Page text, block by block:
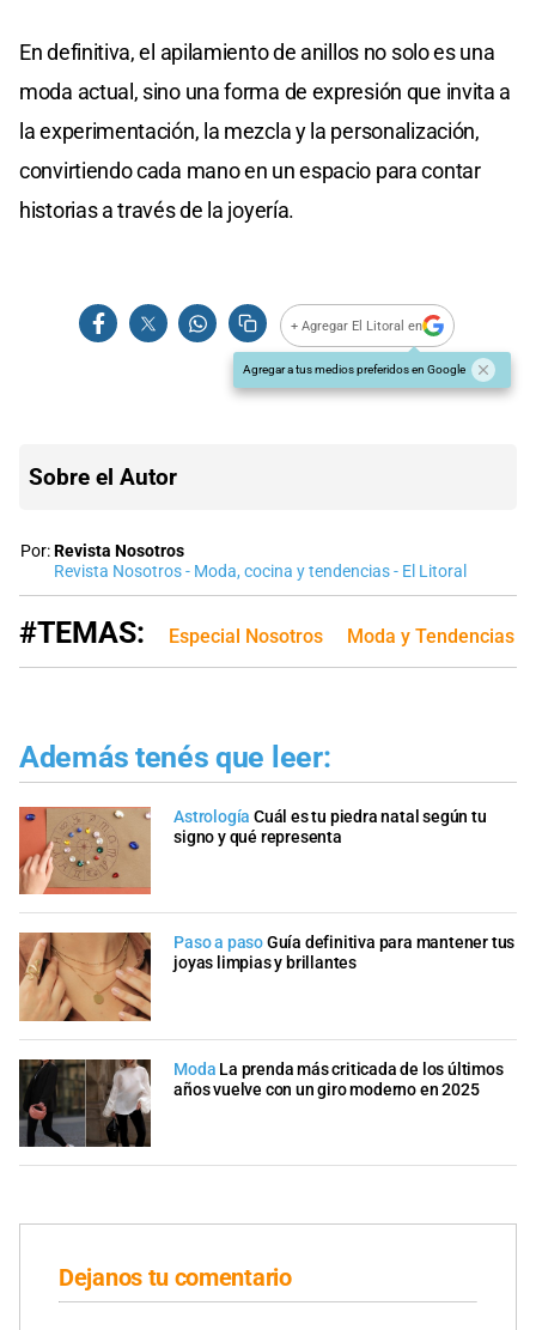
En definitiva, el apilamiento de anillos no solo es una
moda actual, sino una forma de expresión que invita a
la experimentación, la mezcla y la personalización,
convirtiendo cada mano en un espacio para contar
historias a través de la joyería.
+ Agregar El Litoral en
Agregar a tus medios preferidos en Google
Sobre el Autor
Por:Revista Nosotros
Revista Nosotros - Moda, cocina y tendencias - El Litoral
#TEMAS: Especial Nosotros Moda y Tendencias
Además tenés que leer:
Astrología Cuál es tu piedra natal según tu
signo y qué representa
Paso a pasoGuía definitiva para mantener tus
joyas limpias y brillantes
Moda La prenda más criticada de los últimos
años vuelve con un giro moderno en 2025
Dejanos tu comentario